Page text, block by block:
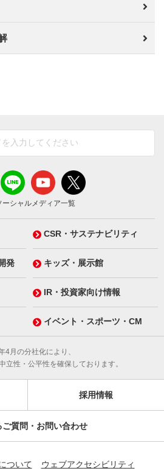
ーシャルメディア一覧
CSR・サステナビリティ
発 キッズ・展示館
IR・投資家向け情報
イベント・スポーツ・CM
4月の分社化により、
立性・公平性を確保しております。
採用情報
ご質問・お問い合わせ
ついて
ウェブアクセシビリティ